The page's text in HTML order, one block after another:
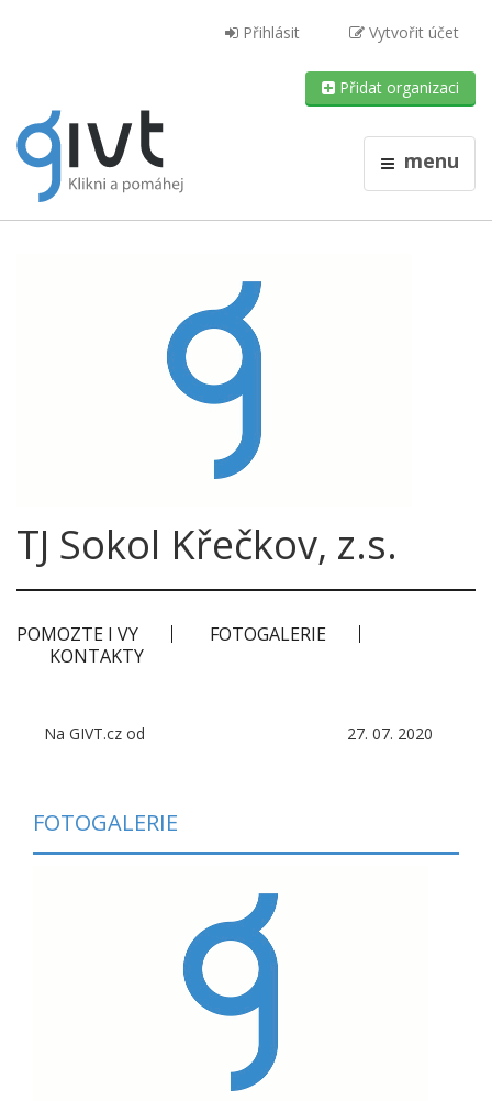
Přihlásit Vytvořit účet
Přidat organizaci
menu
TJ Sokol Křečkov, z.s.
POMOZTE I VY
FOTOGALERIE
KONTAKTY
Na GIVT.cz od 27. 07. 2020
FOTOGALERIE